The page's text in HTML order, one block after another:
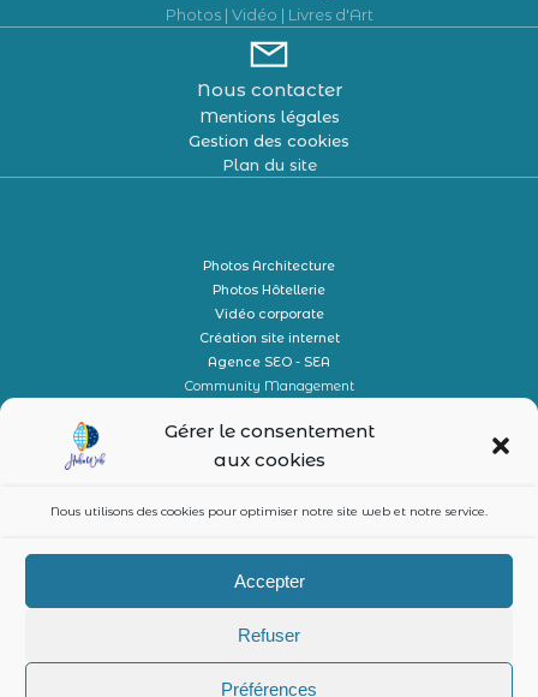
Gérer le consentement
aux cookies
Nous utilisons des cookies pour optimiser notre site web et notre service.
Accepter
Refuser
Préférences
Photos | Vidéo | Livres d'Art
Nous contacter
Mentions légales
Gestion des cookies
Plan du site
Photos Architecture
Photos Hôtellerie
Vidéo corporate
Création site internet
Agence SEO - SEA
Community Management